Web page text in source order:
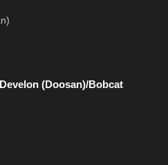
(Doosan)/Bobcat